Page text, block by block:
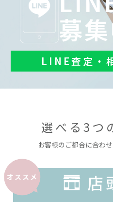
募
LINE査定・
選べる3つ
お客様のご都合に合わ
オススメ
店